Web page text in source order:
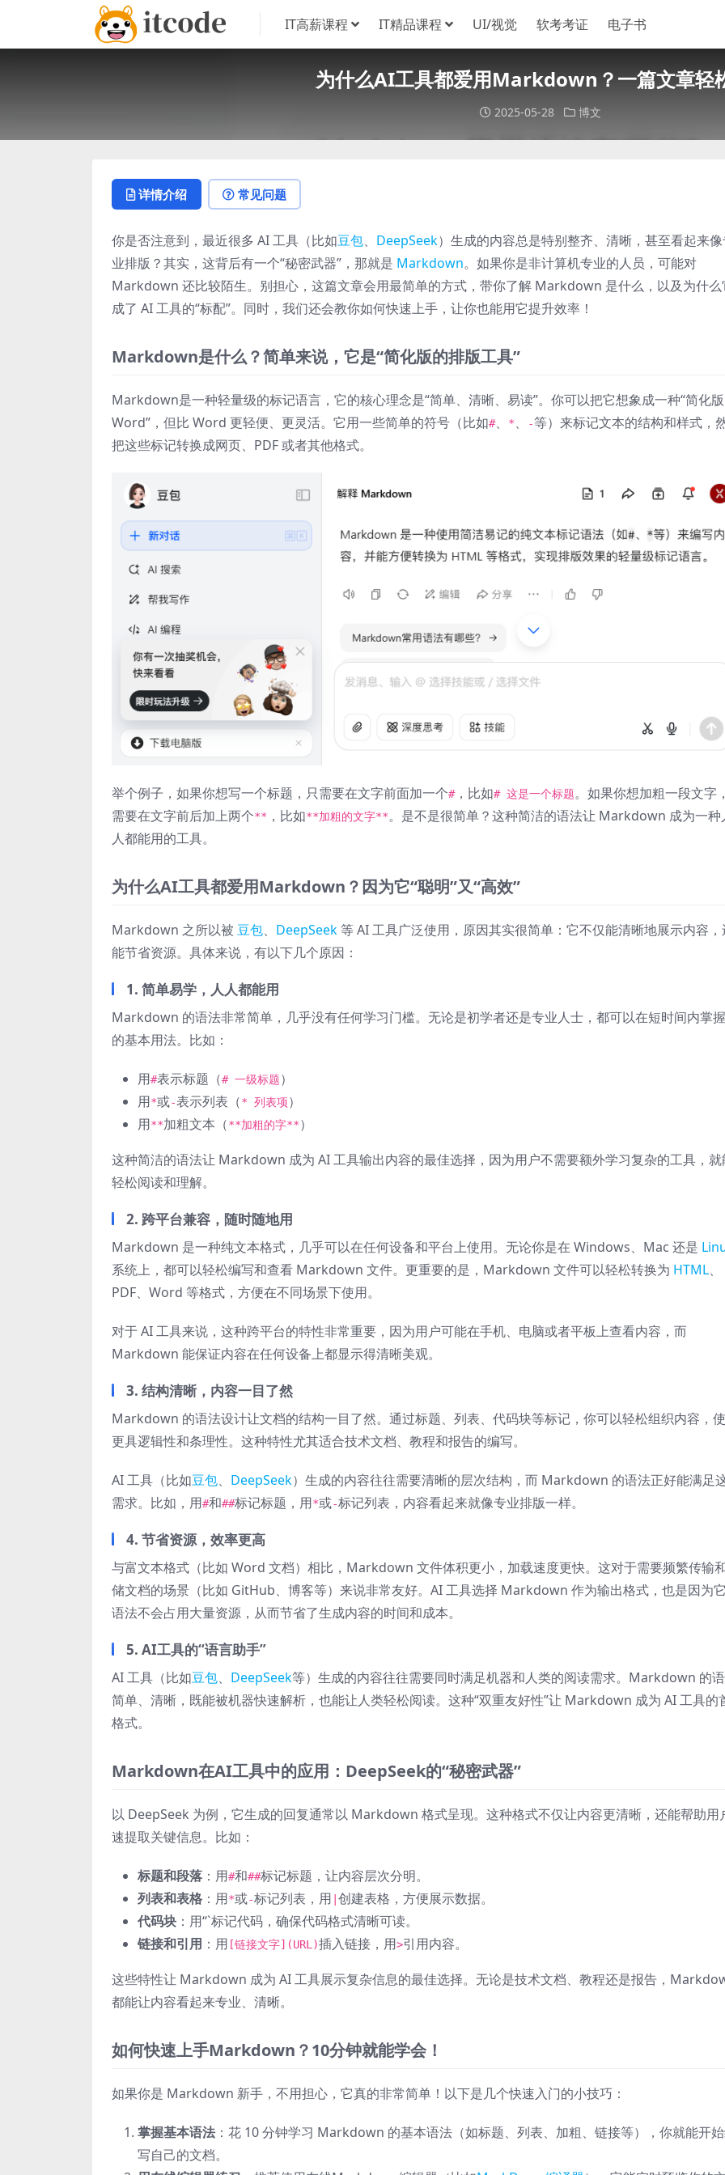
IT高薪课程 IT精品课程 UI/视觉 软考考证 电子书
为什么AI工具都爱用Markdown？一篇文章轻
2025-05-28 博文
详情介绍 常见问题
你是否注意到，最近很多 AI 工具（比如豆包、 DeepSeek）生成的内容总是特别整齐、清晰，甚至看起来
业排版？其实，这背后有一个“秘密武器”，那就是 Markdown。如果你是非计算机专业的人员，可能对
Markdown 还比较陌生。别担心，这篇文章会用最简单的方式，带你了解 Markdown 是什么，以及为什么
成了 AI 工具的“标配”。同时，我们还会教你如何快速上手，让你也能用它提升效率！
Markdown是什么？简单来说，它是“简化版的排版工具”
Markdown是一种轻量级的标记语言，它的核心理念是“简单、清晰、易读”。你可以把它想象成一种“简化
Word”，但比 Word 更轻便、更灵活。它用一些简单的符号（比如#、 *、 -等）来标记文本的结构和样式，
把这些标记转换成网页、PDF 或者其他格式。
举个例子，如果你想写一个标题，只需要在文字前面加一个#，比如# 这是一个标题。如果你想加粗一段文字
需要在文字前后加上两个** ，比如**加粗的文字**。是不是很简单？这种简洁的语法让 Markdown 成为一种
人都能用的工具。
为什么AI工具都爱用Markdown？因为它“聪明”又“高效”
Markdown 之所以被 豆包、 DeepSeek 等 AI 工具广泛使用，原因其实很简单：它不仅能清晰地展示内容，
能节省资源。具体来说，有以下几个原因：
1. 简单易学，人人都能用
Markdown 的语法非常简单，几乎没有任何学习门槛。无论是初学者还是专业人士，都可以在短时间内掌
的基本用法。比如：
用#表示标题（# 一级标题）
用*或-表示列表（* 列表项）
用**加粗文本（**加粗的字**）
这种简洁的语法让 Markdown 成为 AI 工具输出内容的最佳选择，因为用户不需要额外学习复杂的工具，就
轻松阅读和理解。
2. 跨平台兼容，随时随地用
Markdown 是一种纯文本格式，几乎可以在任何设备和平台上使用。无论你是在 Windows、Mac 还是
系统上，都可以轻松编写和查看 Markdown 文件。更重要的是，Markdown 文件可以轻松转换为 HTML、
PDF、Word 等格式，方便在不同场景下使用。
对于 AI 工具来说，这种跨平台的特性非常重要，因为用户可能在手机、电脑或者平板上查看内容，而
Markdown 能保证内容在任何设备上都显示得清晰美观。
3. 结构清晰，内容一目了然
Markdown 的语法设计让文档的结构一目了然。通过标题、列表、代码块等标记，你可以轻松组织内容，
更具逻辑性和条理性。这种特性尤其适合技术文档、教程和报告的编写。
AI 工具（比如豆包、 DeepSeek）生成的内容往往需要清晰的层次结构，而 Markdown 的语法正好能满足
需求。比如，用#和##标记标题，用*或-标记列表，内容看起来就像专业排版一样。
4. 节省资源，效率更高
与富文本格式（比如 Word 文档）相比，Markdown 文件体积更小，加载速度更快。这对于需要频繁传输
储文档的场景（比如 GitHub、博客等）来说非常友好。AI 工具选择 Markdown 作为输出格式，也是因为
语法不会占用大量资源，从而节省了生成内容的时间和成本。
5. AI工具的“语言助手”
AI 工具（比如豆包、 DeepSeek等）生成的内容往往需要同时满足机器和人类的阅读需求。Markdown 的
简单、清晰，既能被机器快速解析，也能让人类轻松阅读。这种“双重友好性”让 Markdown 成为 AI 工具的
格式。
Markdown在AI工具中的应用：DeepSeek的“秘密武器”
以 DeepSeek 为例，它生成的回复通常以 Markdown 格式呈现。这种格式不仅让内容更清晰，还能帮助用
速提取关键信息。比如：
标题和段落 ：用#和##标记标题，让内容层次分明。
列表和表格 ：用*或-标记列表，用 创建表格，方便展示数据。
代码块 ：用“`标记代码，确保代码格式清晰可读。
链接和引用 ：用 [链接文字](URL)插入链接，用>引用内容。
这些特性让 Markdown 成为 AI 工具展示复杂信息的最佳选择。无论是技术文档、教程还是报告，
都能让内容看起来专业、清晰。
如何快速上手Markdown？10分钟就能学会！
如果你是 Markdown 新手，不用担心，它真的非常简单！以下是几个快速入门的小技巧：
掌握基本语法 ：花 10 分钟学习 Markdown 的基本语法（如标题、列表、加粗、链接等），你就能开
写自己的文档。